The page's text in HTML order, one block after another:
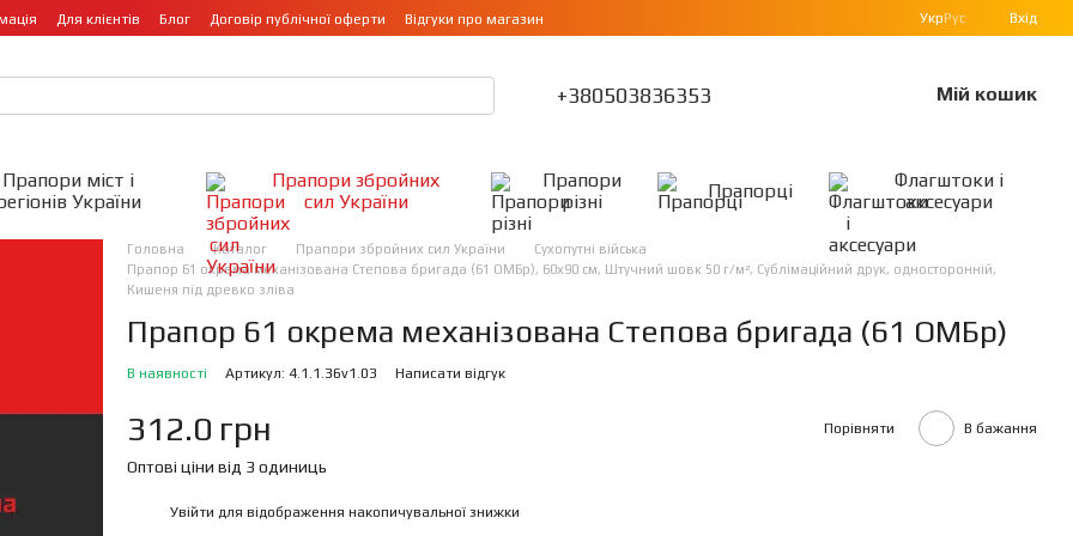
Для клієнтів Блог Договір публічної оферти Відгуки про магазин УкрРус Вхід
+380503836353 Мій кошик
Прапори міст і
України
Прапори збройних
сил України
Прапори
різні
Прапорці
Флагштоки і
аксесуари
Головна Каталог Прапори збройних сил України
Сухопутні війська
Прапор 61 окрема механізована Степова бригада (61 ОМБр), 60х90 см, Штучний шовк 50 г/м², Сублімаційний друк, односторонній,
Кишеня під древко зліва
Прапор 61 окрема механізована Степова бригада (61 ОМБр)
В наявності Артикул: 4.1.1.36v1.03 Написати відгук
312.0 грн Порівняти В бажання
Оптові ціни від 3 одиниць
Увійти для відображення накопичувальної знижки